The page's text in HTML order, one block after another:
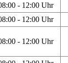
- 12:00 Uhr
- 12:00 Uhr
- 12:00 Uhr